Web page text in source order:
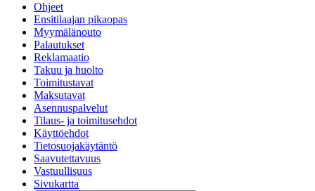
Ohjeet
Ensitilaajan pikaopas
Myymälänouto
Palautukset
Reklamaatio
Takuu ja huolto
Toimitustavat
Maksutavat
Asennuspalvelut
Tilaus- ja toimitusehdot
Käyttöehdot
Tietosuojakäytäntö
Saavutettavuus
Vastuullisuus
Sivukartta